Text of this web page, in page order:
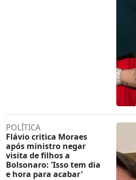
POLÍTICA
Flávio critica Moraes
após ministro negar
visita de filhos a
Bolsonaro: 'Isso tem dia
e hora para acabar'